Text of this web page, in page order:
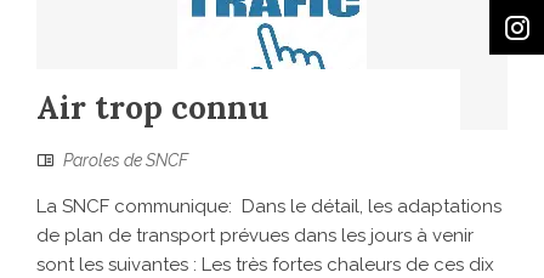
Air trop connu
Paroles de SNCF
La SNCF communique: Dans le détail, les adaptations
de plan de transport prévues dans les jours à venir
sont les suivantes : Les très fortes chaleurs de ces dix